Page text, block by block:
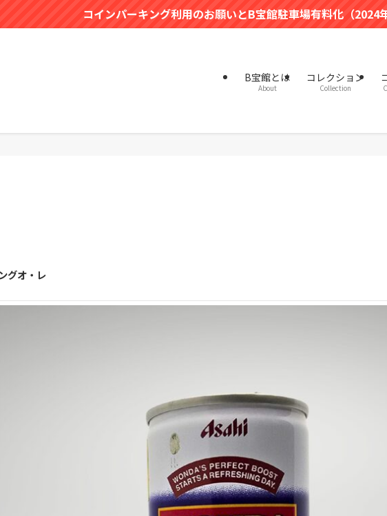
コインパーキング利用のお願いとB宝館駐車場有料化（2024年4月～）のお知
B宝館とは
About
コレクション
Collection
グオ・レ